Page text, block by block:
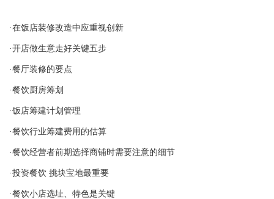
·在饭店装修改造中应重视创新
·开店做生意走好关键五步
·餐厅装修的要点
·餐饮厨房筹划
·饭店筹建计划管理
·餐饮行业筹建费用的估算
·餐饮经营者前期选择商铺时需要注意的细节
·投资餐饮 挑块宝地最重要
·餐饮小店选址、特色是关键